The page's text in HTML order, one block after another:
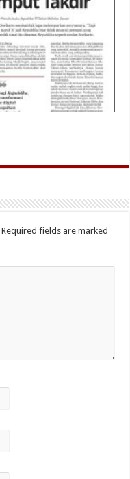
Required fields are marked